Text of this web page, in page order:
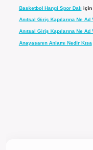
Basketbol Hangi Spor Dalı için
Anıtsal Giriş Kapılarına Ne Ad
Anıtsal Giriş Kapılarına Ne Ad
Anayasanın Anlamı Nedir Kısa